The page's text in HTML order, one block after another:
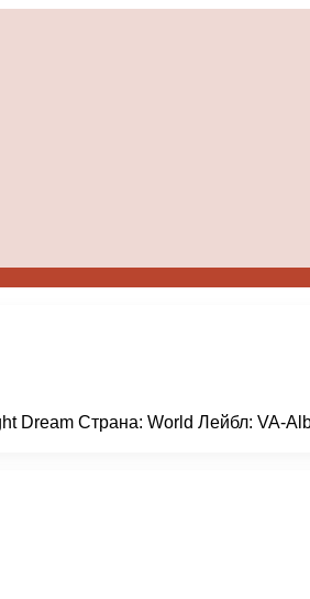
Dream Страна: World Лейбл: VA-